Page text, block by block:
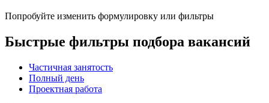
Попробуйте изменить формулировку или фильтры
Быстрые фильтры подбора вакансий
Частичная занятость
Полный день
Проектная работа